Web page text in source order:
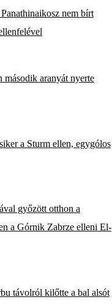
nem bírt
második aranyát nyerte
a Sturm ellen, egygólos
győzött otthon a
a Górnik Zabrze elleni El-
távolról kilőtte a bal alsót